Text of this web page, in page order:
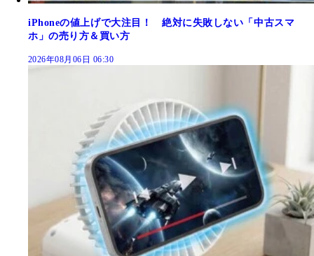
iPhoneの値上げで大注目！ 絶対に失敗しない「中古スマ
ホ」の売り方＆買い方
2026年08月06日 06:30